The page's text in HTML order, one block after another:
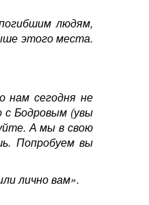
людям,
этого места.
нам сегодня не
с Бодровым (увы
А мы в свою
Попробуем вы
лично вам».